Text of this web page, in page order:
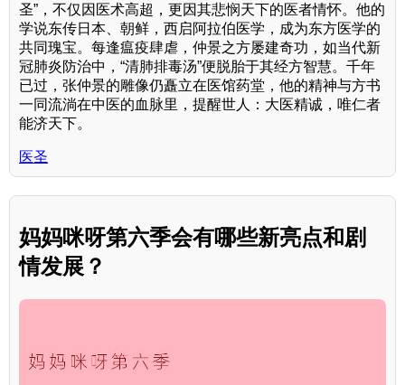
圣”，不仅因医术高超，更因其悲悯天下的医者情怀。他的
学说东传日本、朝鲜，西启阿拉伯医学，成为东方医学的
共同瑰宝。每逢瘟疫肆虐，仲景之方屡建奇功，如当代新
冠肺炎防治中，“清肺排毒汤”便脱胎于其经方智慧。千年
已过，张仲景的雕像仍矗立在医馆药堂，他的精神与方书
一同流淌在中医的血脉里，提醒世人：大医精诚，唯仁者
能济天下。
医圣
妈妈咪呀第六季会有哪些新亮点和剧
情发展？